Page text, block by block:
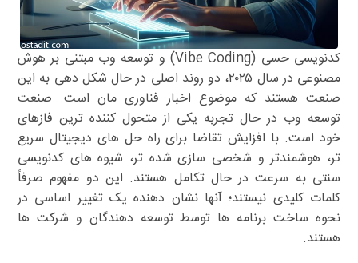
کدنویسی حسی (Vibe Coding) و توسعه وب مبتنی بر هوش
مصنوعی در سال ۲۰۲۵، دو روند اصلی در حال شکل دهی به این
صنعت هستند که موضوع اخبار فناوری مان است. صنعت
توسعه وب در حال تجربه یکی از متحول کننده ترین فازهای
خود است. با افزایش تقاضا برای راه حل های دیجیتال سریع
تر، هوشمندتر و شخصی سازی شده تر، شیوه های کدنویسی
سنتی به سرعت در حال تکامل هستند. این دو مفهوم صرفاً
کلمات کلیدی نیستند؛ آنها نشان دهنده یک تغییر اساسی در
نحوه ساخت برنامه ها توسط توسعه دهندگان و شرکت ها
هستند.